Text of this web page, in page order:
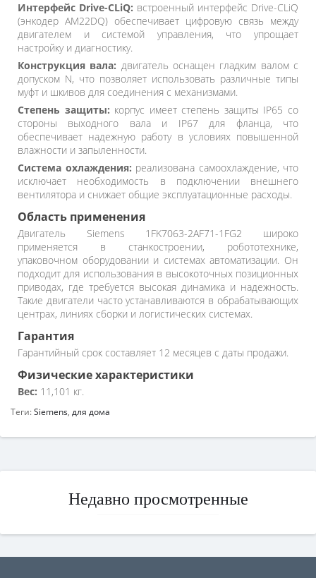
Интерфейс Drive-CLiQ: встроенный интерфейс Drive-CLiQ
(энкодер AM22DQ) обеспечивает цифровую связь между
двигателем и системой управления, что упрощает
настройку и диагностику.
Конструкция вала: двигатель оснащен гладким валом с
допуском N, что позволяет использовать различные типы
муфт и шкивов для соединения с механизмами.
Степень защиты: корпус имеет степень защиты IP65 со
стороны выходного вала и IP67 для фланца, что
обеспечивает надежную работу в условиях повышенной
влажности и запыленности.
Система охлаждения: реализована самоохлаждение, что
исключает необходимость в подключении внешнего
вентилятора и снижает общие эксплуатационные расходы.
Область применения
Двигатель Siemens 1FK7063-2AF71-1FG2 широко
применяется в станкостроении, робототехнике,
упаковочном оборудовании и системах автоматизации. Он
подходит для использования в высокоточных позиционных
приводах, где требуется высокая динамика и надежность.
Такие двигатели часто устанавливаются в обрабатывающих
центрах, линиях сборки и логистических системах.
Гарантия
Гарантийный срок составляет 12 месяцев с даты продажи.
Физические характеристики
Вес: 11,101 кг.
Теги:Siemens, для дома
Недавно просмотренные